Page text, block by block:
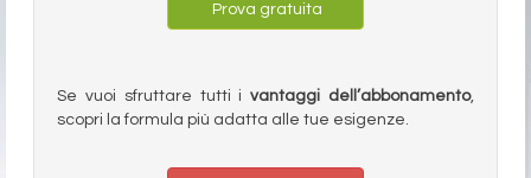
Prova gratuita
Se vuoi sfruttare tutti ivantaggi dell’abbonamento,
scopri la formula più adatta alle tue esigenze.